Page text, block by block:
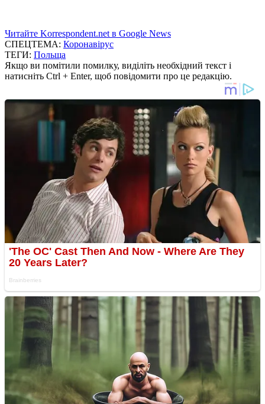
Читайте Korrespondent.net в Google News
СПЕЦТЕМА: Коронавірус
ТЕГИ: Польща
Якщо ви помітили помилку, виділіть необхідний текст і
натисніть Ctrl + Enter, щоб повідомити про це редакцію.